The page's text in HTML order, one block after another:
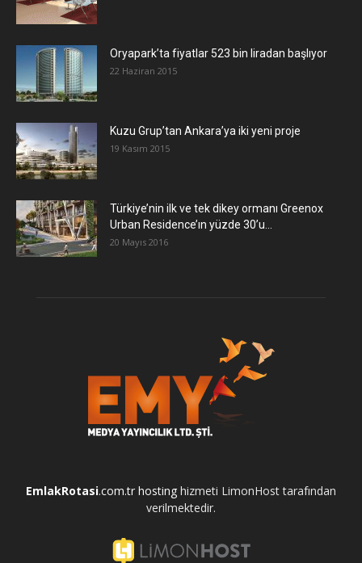
Oryapark’ta fiyatlar 523 bin liradan başlıyor
22 Haziran 2015
​Kuzu Grup’tan Ankara’ya iki yeni proje
19 Kasım 2015
Türkiye’nin ilk ve tek dikey ormanı Greenox
Urban Residence’ın yüzde 30’u...
20 Mayıs 2016
EmlakRotasi.com.tr hosting hizmeti LimonHost tarafından
verilmektedir.